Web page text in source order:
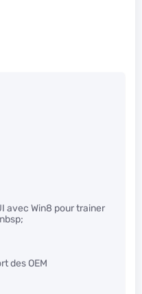
avec Win8 pour trainer
des OEM